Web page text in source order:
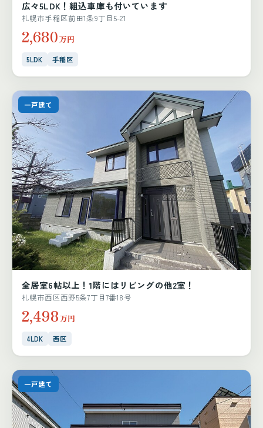
広々5LDK！組込車庫も付いています
札幌市手稲区前田1条9丁目5-21
2,680万円
5LDK 手稲区
一戸建て
全居室6帖以上！1階にはリビングの他2室！
札幌市西区西野5条7丁目7番18号
2,498万円
4LDK 西区
一戸建て